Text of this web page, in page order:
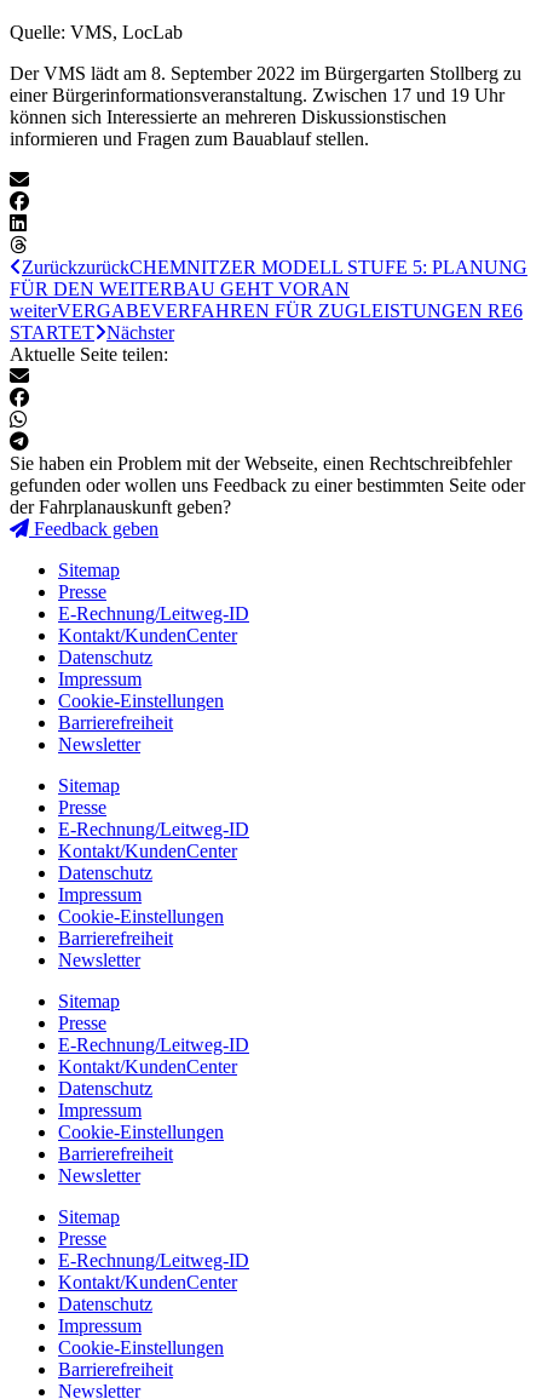
Quelle: VMS, LocLab
Der VMS lädt am 8. September 2022 im Bürgergarten Stollberg zu
einer Bürgerinformationsveranstaltung. Zwischen 17 und 19 Uhr
können sich Interessierte an mehreren Diskussionstischen
informieren und Fragen zum Bauablauf stellen.
ZurückzurückCHEMNITZER MODELL STUFE 5: PLANUNG
FÜR DEN WEITERBAU GEHT VORAN
weiterVERGABEVERFAHREN FÜR ZUGLEISTUNGEN RE6
STARTET Nächster
Aktuelle Seite teilen:
Sie haben ein Problem mit der Webseite, einen Rechtschreibfehler
gefunden oder wollen uns Feedback zu einer bestimmten Seite oder
der Fahrplanauskunft geben?
Feedback geben
Sitemap
Presse
E-Rechnung/Leitweg-ID
Kontakt/KundenCenter
Datenschutz
Impressum
Cookie-Einstellungen
Barrierefreiheit
Newsletter
Sitemap
Presse
E-Rechnung/Leitweg-ID
Kontakt/KundenCenter
Datenschutz
Impressum
Cookie-Einstellungen
Barrierefreiheit
Newsletter
Sitemap
Presse
E-Rechnung/Leitweg-ID
Kontakt/KundenCenter
Datenschutz
Impressum
Cookie-Einstellungen
Barrierefreiheit
Newsletter
Sitemap
Presse
E-Rechnung/Leitweg-ID
Kontakt/KundenCenter
Datenschutz
Impressum
Cookie-Einstellungen
Barrierefreiheit
Newsletter